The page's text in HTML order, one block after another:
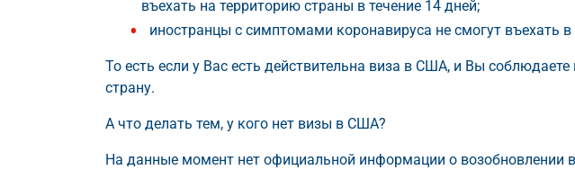
въехать на территорию страны в течение 14 дней;
иностранцы с симптомами коронавируса не смогут въехать
То есть если у Вас есть действительна виза в США, и Вы
страну.
А что делать тем, у кого нет визы в США?
На данные момент нет официальной информации о возобновлении